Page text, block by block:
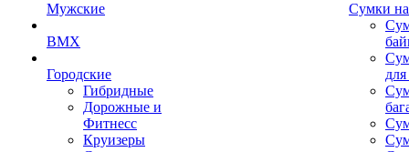
Мужские
BMX
Городские
Гибридные
Дорожные и
Фитнесс
Круизеры
Сумки